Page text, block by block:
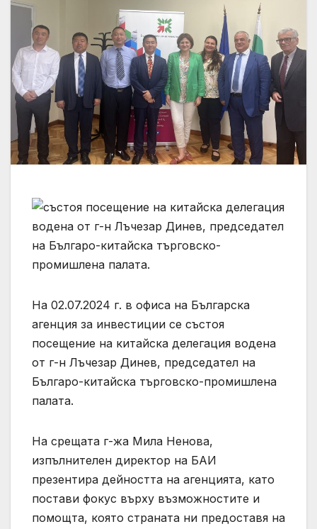
На 02.07.2024 г. в офиса на Българска
агенция за инвестиции се състоя
посещение на китайска делегация водена
от г-н Лъчезар Динев, председател на
Българо-китайска търговско-промишлена
палата.
На срещата г-жа Мила Ненова,
изпълнителен директор на БАИ
презентира дейността на агенцията, като
постави фокус върху възможностите и
помощта, която страната ни предоставя на